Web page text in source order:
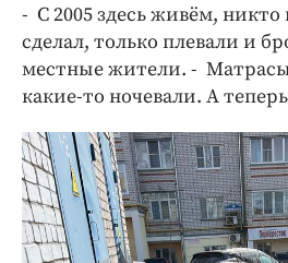
- С 2005 здесь живём, никто
сделал, только плевали и
местные жители. -
какие-то ночевали. А